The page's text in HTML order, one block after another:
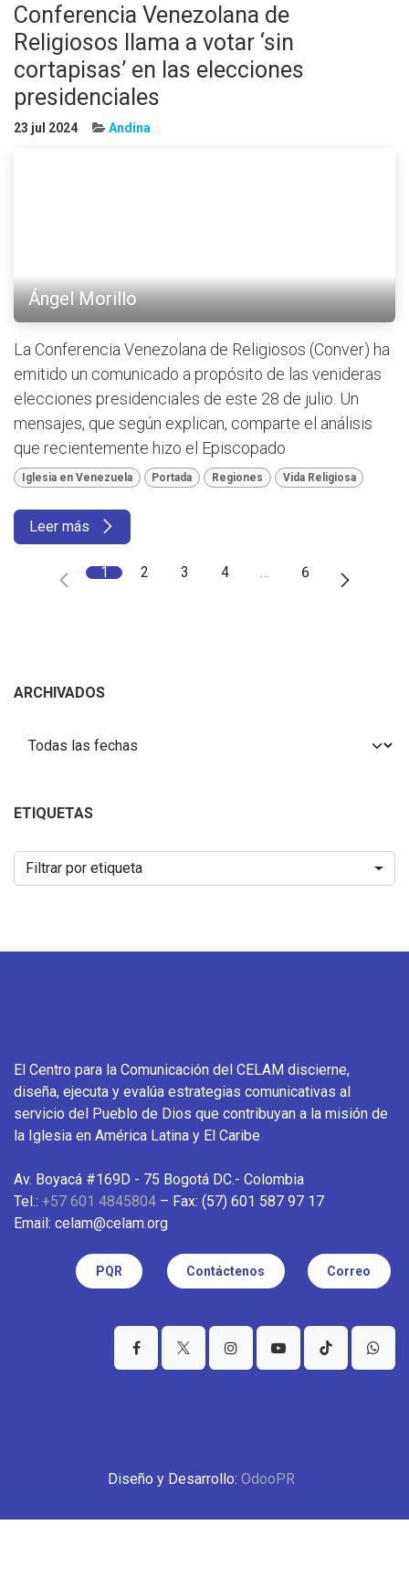
Conferencia Venezolana de
Religiosos llama a votar ‘sin
cortapisas’ en las elecciones
presidenciales
23 jul 2024 Andina
Ángel Morillo
La Conferencia Venezolana de Religiosos (Conver) ha
emitido un comunicado a propósito de las venideras
elecciones presidenciales de este 28 de julio. Un
mensajes, que según explican, comparte el análisis
que recientemente hizo el Episcopado
Iglesia en Venezuela Portada Regiones Vida Religiosa
Leer más
1 2 3 4 … 6
ARCHIVADOS
ETIQUETAS
Filtrar por etiqueta
El Centro para la Comunicación del CELAM discierne,
diseña, ejecuta y evalúa estrategias comunicativas al
servicio del Pueblo de Dios que contribuyan a la misión de
la Iglesia en América Latina y El Caribe
Av. Boyacá #169D - 75 Bogotá DC.- Colombia
Tel.: +57 601 4845804 – Fax: (57) 601 587 97 17
Email: celam@celam.org
PQR Contáctenos Correo
Diseño y Desarrollo: OdooPR